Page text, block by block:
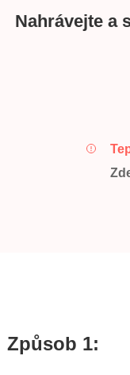
Nahrávejte a
Způsob 1: